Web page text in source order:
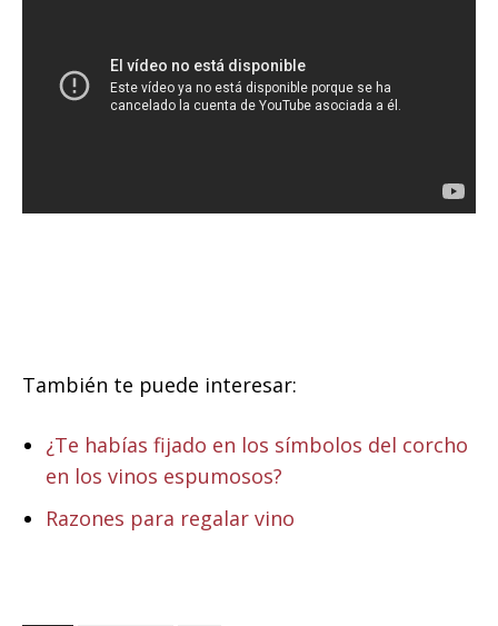
También te puede interesar:
¿Te habías fijado en los símbolos del corcho
en los vinos espumosos?
Razones para regalar vino